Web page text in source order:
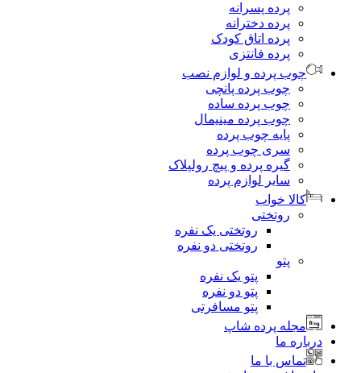
پرده پسرانه
پرده دخترانه
پرده اتاق کودک
پرده فانتزی
چوب پرده و لوازم نصب
چوب پرده پانچی
چوب پرده ساده
چوب پرده مینیمال
پایه چوب پرده
سری چوب پرده
گیره پرده و پیچ رولپلاک
سایر لوازم پرده
کالا خواب
روتختی
روتختی یک نفره
روتختی دو نفره
پتو
پتو یک نفره
پتو دو نفره
پتو مسافرتی
مجله پرده شاپ
درباره ما
تماس با ما